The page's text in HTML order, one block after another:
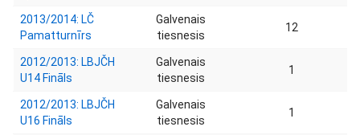
2013/2014: LČ
Pamatturnīrs
Galvenais
tiesnesis
12
2012/2013: LBJČH
U14 Fināls
Galvenais
tiesnesis
1
2012/2013: LBJČH
U16 Fināls
Galvenais
tiesnesis
1